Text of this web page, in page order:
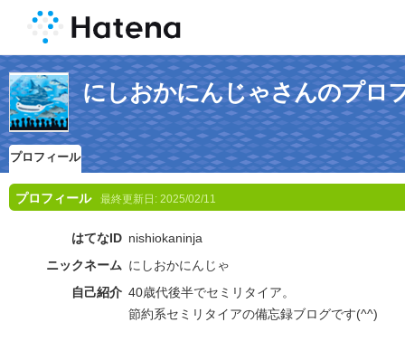
にしおかにんじゃさんのプロ
プロフィール
プロフィール 最終更新日: 2025/02/11
はてなID nishiokaninja
ニックネーム にしおかにんじゃ
自己紹介 40歳代後半でセミリタイア。
節約系セミリタイアの備忘録ブログです(^^)